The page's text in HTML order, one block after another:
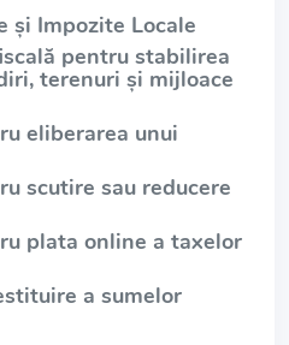
și Impozite Locale
pentru stabilirea
terenuri și mijloace
eliberarea unui
scutire sau reducere
plata online a taxelor
a sumelor